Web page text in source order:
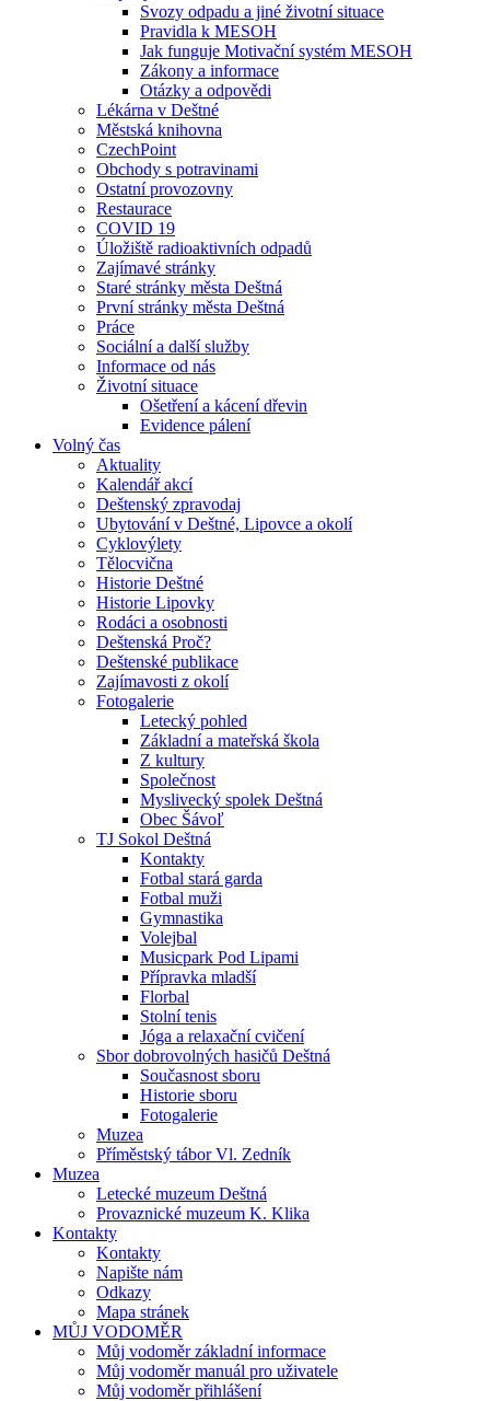
Svozy odpadu a jiné životní situace
Pravidla k MESOH
Jak funguje Motivační systém MESOH
Zákony a informace
Otázky a odpovědi
Lékárna v Deštné
Městská knihovna
CzechPoint
Obchody s potravinami
Ostatní provozovny
Restaurace
COVID 19
Úložiště radioaktivních odpadů
Zajímavé stránky
Staré stránky města Deštná
První stránky města Deštná
Práce
Sociální a další služby
Informace od nás
Životní situace
Ošetření a kácení dřevin
Evidence pálení
Volný čas
Aktuality
Kalendář akcí
Deštenský zpravodaj
Ubytování v Deštné, Lipovce a okolí
Cyklovýlety
Tělocvična
Historie Deštné
Historie Lipovky
Rodáci a osobnosti
Deštenská Proč?
Deštenské publikace
Zajímavosti z okolí
Fotogalerie
Letecký pohled
Základní a mateřská škola
Z kultury
Společnost
Myslivecký spolek Deštná
Obec Šávoľ
TJ Sokol Deštná
Kontakty
Fotbal stará garda
Fotbal muži
Gymnastika
Volejbal
Musicpark Pod Lipami
Přípravka mladší
Florbal
Stolní tenis
Jóga a relaxační cvičení
Sbor dobrovolných hasičů Deštná
Současnost sboru
Historie sboru
Fotogalerie
Muzea
Příměstský tábor Vl. Zedník
Muzea
Letecké muzeum Deštná
Provaznické muzeum K. Klika
Kontakty
Kontakty
Napište nám
Odkazy
Mapa stránek
MŮJ VODOMĚR
Můj vodoměr základní informace
Můj vodoměr manuál pro uživatele
Můj vodoměr přihlášení